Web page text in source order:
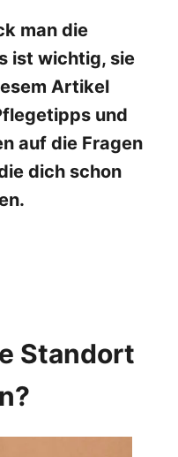
man die
ist wichtig, sie
Artikel
und
auf die Fragen
dich schon
Standort